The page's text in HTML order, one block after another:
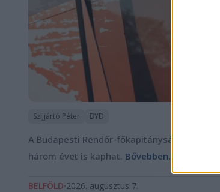
Szijjártó Péter BYD
A Budapesti Rendőr-főkapitányság
három évet is kaphat. Bővebben...
BELFÖLD 2026. augusztus 7.